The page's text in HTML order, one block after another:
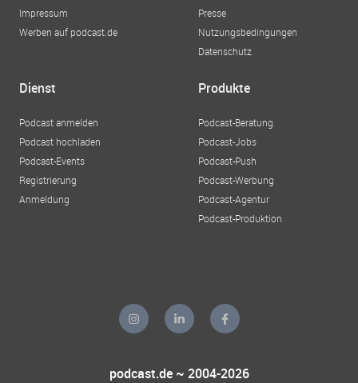
Impressum
Werben auf podcast.de
Presse
Nutzungsbedingungen
Datenschutz
Dienst
Podcast anmelden
Podcast hochladen
Podcast-Events
Registrierung
Anmeldung
Produkte
Podcast-Beratung
Podcast-Jobs
Podcast-Push
Podcast-Werbung
Podcast-Agentur
Podcast-Produktion
podcast.de ~ 2004-2026